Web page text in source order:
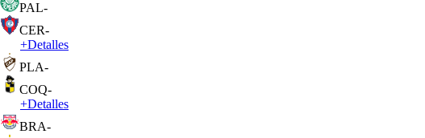
PAL-
CER-
+Detalles
PLA-
COQ-
+Detalles
BRA-